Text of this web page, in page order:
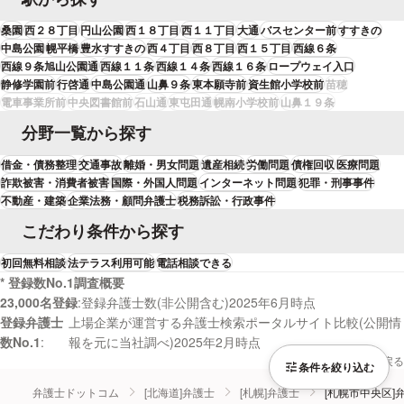
桑園西２８丁目円山公園西１８丁目西１１丁目大通バスセンター前すすきの
中島公園幌平橋豊水すすきの西４丁目西８丁目西１５丁目西線６条
西線９条旭山公園通西線１１条西線１４条西線１６条ロープウェイ入口
静修学園前行啓通中島公園通山鼻９条東本願寺前資生館小学校前苗穂
電車事業所前中央図書館前石山通東屯田通幌南小学校前山鼻１９条
分野一覧から探す
借金・債務整理交通事故離婚・男女問題遺産相続労働問題債権回収医療問題
詐欺被害・消費者被害国際・外国人問題インターネット問題犯罪・刑事事件
不動産・建築企業法務・顧問弁護士税務訴訟・行政事件
こだわり条件から探す
初回無料相談法テラス利用可能電話相談できる
* 登録数No.1調査概要
23,000名登録 登録弁護士数(非公開含む)2025年6月時点
登録弁護士
数No.1
上場企業が運営する弁護士検索ポータルサイト比較(公開情
報を元に当社調べ)2025年2月時点
本文へ戻る
条件を絞り込む
弁護士ドットコム [北海道]弁護士 [札幌]弁護士 [札幌市中央区]